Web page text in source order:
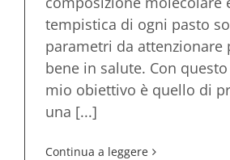
tempistica di ogni pasto
parametri da attenzionare
bene in salute. Con
mio obiettivo è quello di
una [...]
Continua a leggere